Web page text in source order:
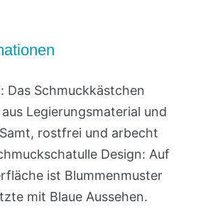
Das Schmuckkästchen
Legierungsmaterial und
rostfrei und arbecht
Design: Auf
ist Blummenmuster
mit Blaue Aussehen.